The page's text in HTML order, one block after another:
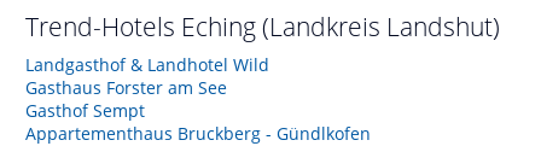
Trend-Hotels Eching (Landkreis Landshut)
Landgasthof & Landhotel Wild
Gasthaus Forster am See
Gasthof Sempt
Appartementhaus Bruckberg - Gündlkofen